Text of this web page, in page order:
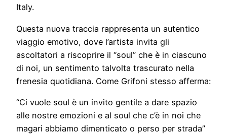
Italy.
Questa nuova traccia rappresenta un autentico
viaggio emotivo, dove l’artista invita gli
ascoltatori a riscoprire il “soul” che è in ciascuno
di noi, un sentimento talvolta trascurato nella
frenesia quotidiana. Come Grifoni stesso afferma:
“Ci vuole soul è un invito gentile a dare spazio
alle nostre emozioni e al soul che c’è in noi che
magari abbiamo dimenticato o perso per strada”